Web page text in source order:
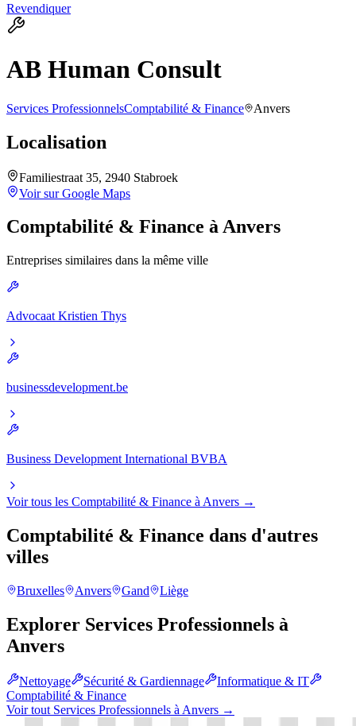
Revendiquer
AB Human Consult
Services ProfessionnelsComptabilité & Finance Anvers
Localisation
Familiestraat 35, 2940 Stabroek
Voir sur Google Maps
Comptabilité & Finance àAnvers
Entreprises similaires dans la même ville
Advocaat Kristien Thys
businessdevelopment.be
Business Development International BVBA
Voir tous les Comptabilité & Finance à Anvers →
Comptabilité & Finance dans d'autres
villes
Bruxelles Anvers Gand Liège
Explorer Services Professionnels à
Anvers
Nettoyage Sécurité & Gardiennage
Informatique & IT
Comptabilité & Finance
Voir tout Services Professionnels à Anvers →